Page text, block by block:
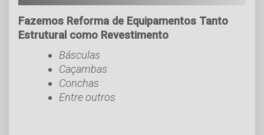
Fazemos Reforma de Equipamentos Tanto
Estrutural como Revestimento
Básculas
Caçambas
Conchas
Entre outros